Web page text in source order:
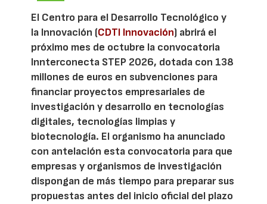
El Centro para el Desarrollo Tecnológico y
la Innovación (CDTI Innovación) abrirá el
próximo mes de octubre la convocatoria
Innterconecta STEP 2026, dotada con 138
millones de euros en subvenciones para
financiar proyectos empresariales de
investigación y desarrollo en tecnologías
digitales, tecnologías limpias y
biotecnología. El organismo ha anunciado
con antelación esta convocatoria para que
empresas y organismos de investigación
dispongan de más tiempo para preparar sus
propuestas antes del inicio oficial del plazo